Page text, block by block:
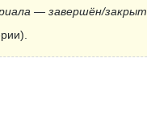
— завершён/закрыт.